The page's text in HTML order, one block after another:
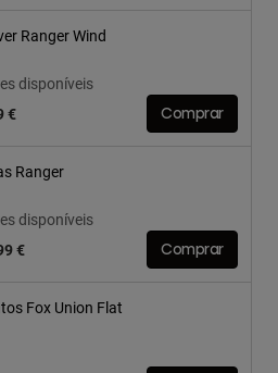
Ranger Wind
disponíveis
€
Comprar
Ranger
disponíveis
€
Comprar
Fox Union Flat